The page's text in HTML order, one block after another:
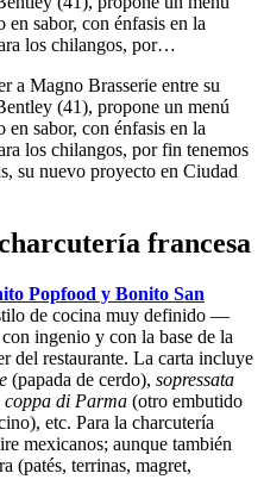
sabor, con énfasis en la
los chilangos, por…
a Magno Brasserie entre su
(41), propone un menú
sabor, con énfasis en la
los chilangos, por fin tenemos
su nuevo proyecto en Ciudad
francesa
Popfood y Bonito San
de cocina muy definido —
ingenio y con la base de la
del restaurante. La carta incluye
(papada de cerdo), sopressata
coppa di Parma (otro embutido
etc. Para la charcutería
mexicanos; aunque también
(patés, terrinas, magret,